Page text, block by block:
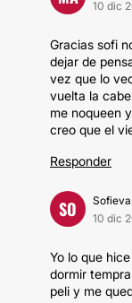
10 dic
Gracias sofi
dejar de
vez que lo
vuelta la
me noqueen
creo que el
Responder
SO
Sofieva
10 dic
Yo lo que
dormir
peli y me